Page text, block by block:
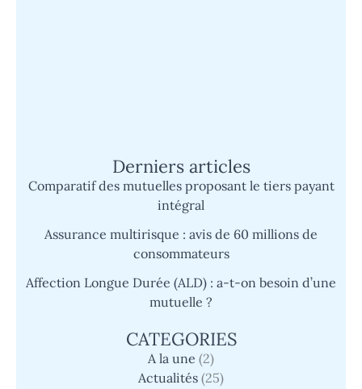
Derniers articles
Comparatif des mutuelles proposant le tiers payant
intégral
Assurance multirisque : avis de 60 millions de
consommateurs
Affection Longue Durée (ALD) : a-t-on besoin d’une
mutuelle ?
CATEGORIES
A la une (2)
Actualités (25)